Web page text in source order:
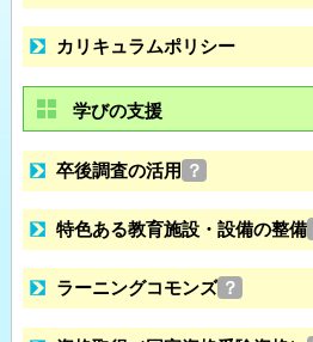
カリキュラムポリシー
学びの支援
卒後調査の活用 ？
特色ある教育施設・設備の整備
ラーニングコモンズ ？